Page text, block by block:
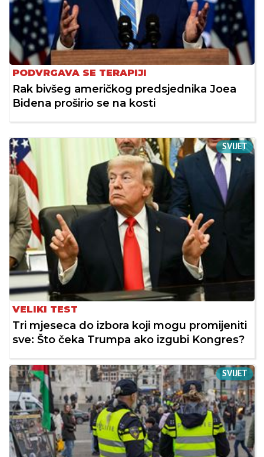
PODVRGAVA SE TERAPIJI
Rak bivšeg američkog predsjednika Joea
Bidena proširio se na kosti
SVIJET
VELIKI TEST
Tri mjeseca do izbora koji mogu promijeniti
sve: Što čeka Trumpa ako izgubi Kongres?
SVIJET